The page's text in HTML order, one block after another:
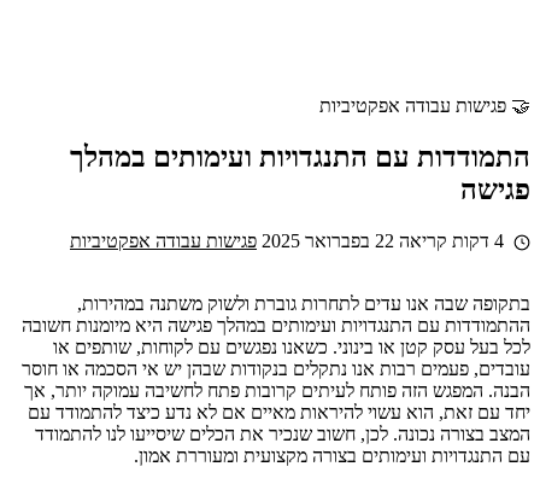
🤝 פגישות עבודה אפקטיביות
התמודדות עם התנגדויות ועימותים במהלך
פגישה
22 בפברואר 2025 פגישות עבודה אפקטיביות
בתקופה שבה אנו עדים לתחרות גוברת ולשוק משתנה במהירות,
ההתמודדות עם התנגדויות ועימותים במהלך פגישה היא מיומנות חשובה
לכל בעל עסק קטן או בינוני. כשאנו נפגשים עם לקוחות, שותפים או
עובדים, פעמים רבות אנו נתקלים בנקודות שבהן יש אי הסכמה או חוסר
הבנה. המפגש הזה פותח לעיתים קרובות פתח לחשיבה עמוקה יותר, אך
יחד עם זאת, הוא עשוי להיראות מאיים אם לא נדע כיצד להתמודד עם
המצב בצורה נכונה. לכן, חשוב שנכיר את הכלים שיסייעו לנו להתמודד
עם התנגדויות ועימותים בצורה מקצועית ומעוררת אמון.